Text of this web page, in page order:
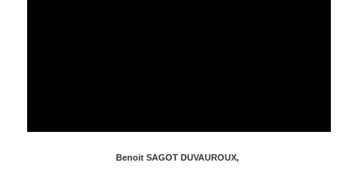
Benoit SAGOT DUVAUROUX,